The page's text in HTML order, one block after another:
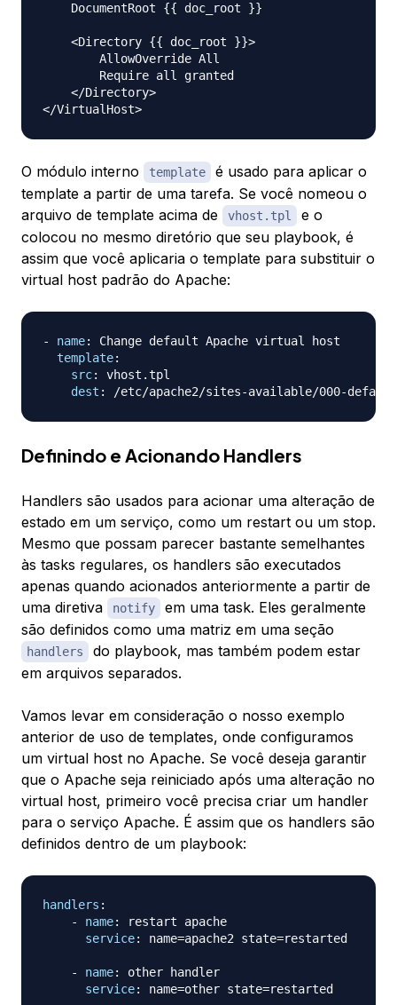
    DocumentRoot {{ doc_root }}
    <Directory {{ doc_root }}>
        AllowOverride All
        Require all granted
    </Directory>
O módulo interno template
é usado para aplicar o
template a partir de uma tarefa. Se você nomeou o
arquivo de template acima de
vhost.tpl
e o
colocou no mesmo diretório que seu playbook, é
assim que você aplicaria o template para substituir o
virtual host padrão do Apache:
- name:
Change default Apache virtual host
template:
src:
vhost.tpl
dest : /etc/apache2/sites-available/000-
Definindo e Acionando Handlers
Handlers são usados para acionar uma alteração de
estado em um serviço, como um restart ou um stop.
Mesmo que possam parecer bastante semelhantes
às tasks regulares, os handlers são executados
apenas quando acionados anteriormente a partir de
uma diretiva
notify
em uma task. Eles geralmente
são definidos como uma matriz em uma seção
handlers
do playbook, mas também podem estar
em arquivos separados.
Vamos levar em consideração o nosso exemplo
anterior de uso de templates, onde configuramos
um virtual host no Apache. Se você deseja garantir
que o Apache seja reiniciado após uma alteração no
virtual host, primeiro você precisa criar um handler
para o serviço Apache. É assim que os handlers são
definidos dentro de um playbook:
handlers :
-
name:
restart apache
service: name=apache2 state=restarted
- name:
other handler
service: